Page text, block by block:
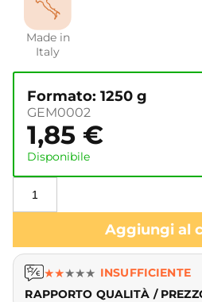
Made in
Italy
Formato: 1250 g
GEM0002
1,85 €
Disponibile
Aggiungi al
★★★★★ INSUFFICIENTE
RAPPORTO QUALITÀ /